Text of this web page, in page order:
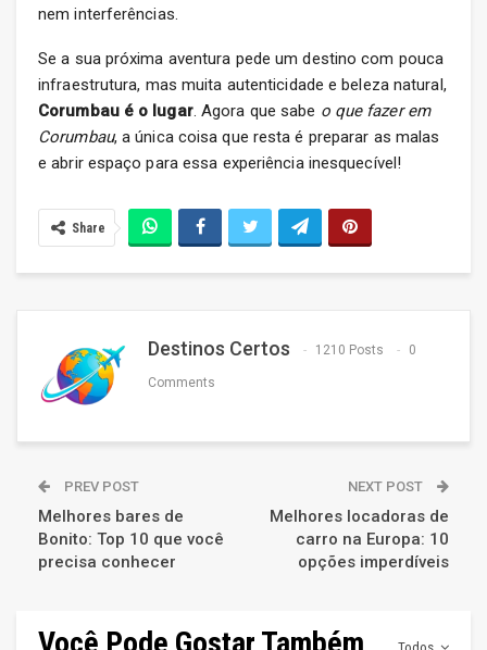
nem interferências.
Se a sua próxima aventura pede um destino com pouca
infraestrutura, mas muita autenticidade e beleza natural,
Corumbau é o lugar. Agora que sabe o que fazer em
Corumbau, a única coisa que resta é preparar as malas
e abrir espaço para essa experiência inesquecível!
Share
Destinos Certos 1210 Posts 0
Comments
PREV POST
Melhores bares de
Bonito: Top 10 que você
precisa conhecer
NEXT POST
Melhores locadoras de
carro na Europa: 10
opções imperdíveis